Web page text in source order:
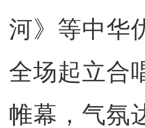
河》等中华
全场起立合
帷幕，气氛